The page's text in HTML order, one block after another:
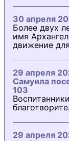
30 апреля
Более двух
имя
движение
29 апреля
Самуила
103
29 апреля